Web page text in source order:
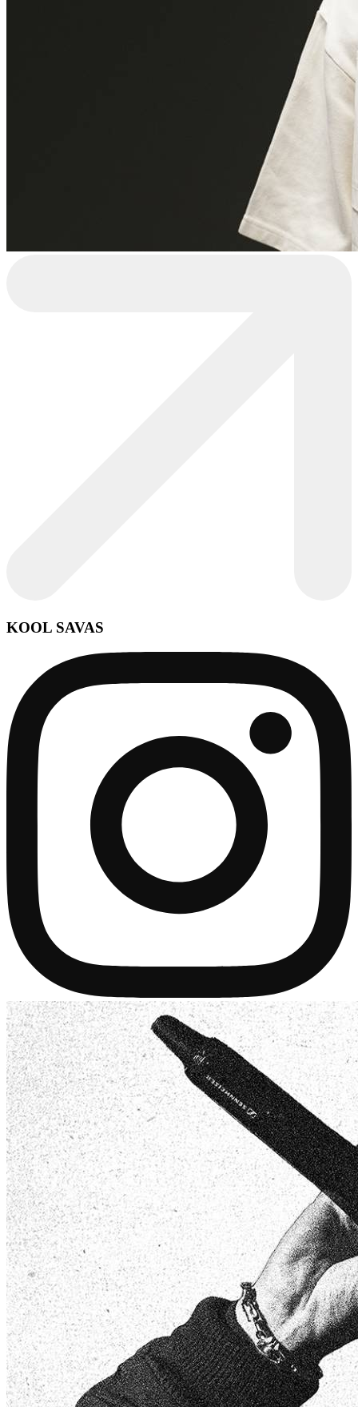
KOOL SAVAS